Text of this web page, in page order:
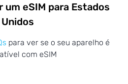
um eSIM para Estados
Unidos
para ver se o seu aparelho é
com eSIM